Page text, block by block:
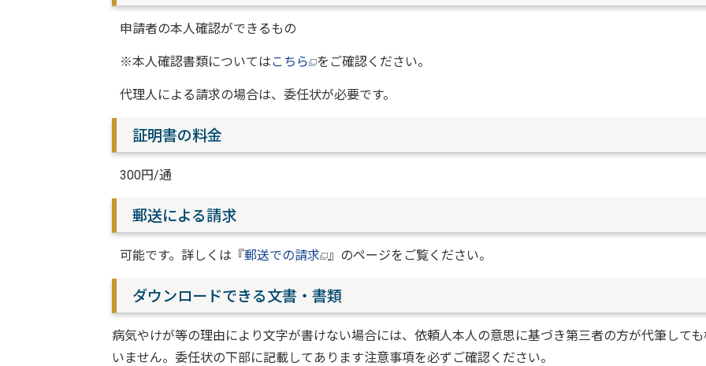
申請者の本人確認ができるもの
※本人確認書類についてはこちら をご確認ください。
代理人による請求の場合は、委任状が必要です。
証明書の料金
300円/通
郵送による請求
可能です。詳しくは『郵送での請求 』のページをご覧ください。
ダウンロードできる文書・書類
病気やけが等の理由により文字が書けない場合には、依頼人本人の意思に基づき第三者の方が代筆して
いません。委任状の下部に記載してあります注意事項を必ずご確認ください。